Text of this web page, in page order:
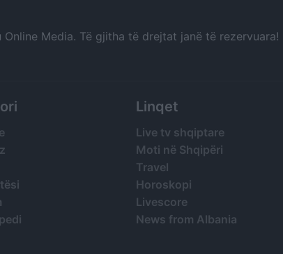
Online Media. Të gjitha të drejtat janë të rezervuara!
Linqet
Live tv shqiptare
Moti në Shqipëri
Travel
Horoskopi
Livescore
News from Albania